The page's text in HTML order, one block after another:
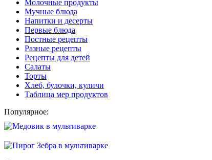
Молочные продукты
Мучные блюда
Напитки и десерты
Первые блюда
Постные рецепты
Разные рецепты
Рецепты для детей
Салаты
Торты
Хлеб, булочки, куличи
Таблица мер продуктов
Популярное: